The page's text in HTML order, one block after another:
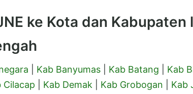
ke Kota dan Kabupaten
Kab Banyumas Kab Batang Kab
Cilacap Kab Demak Kab Grobogan Kab